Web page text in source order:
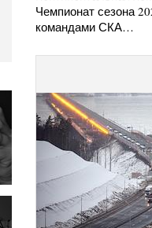
Чемпионат сезона
командами СКА…